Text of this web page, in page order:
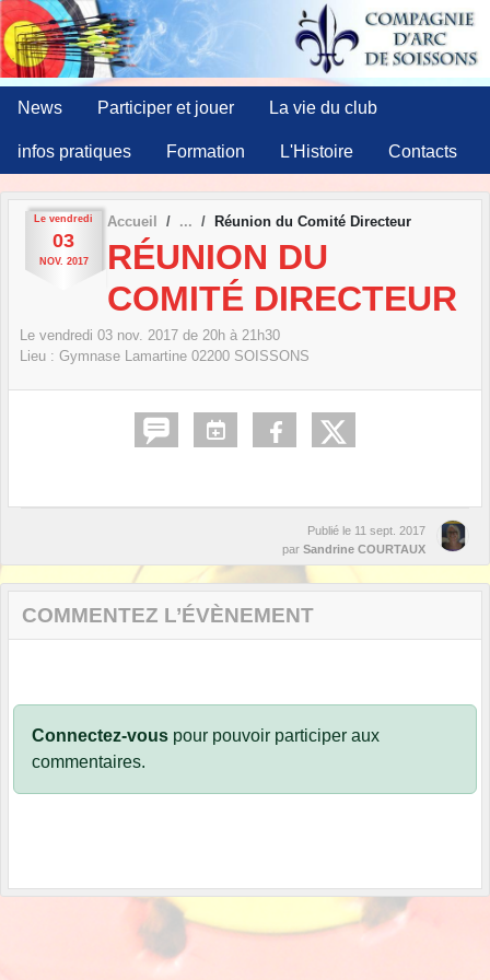
News Participer et jouer La vie du club
infos pratiques Formation L'Histoire Contacts
Le vendredi
03
NOV. 2017
Accueil Réunion du Comité Directeur
RÉUNION DU
COMITÉ DIRECTEUR
Le vendredi 03 nov. 2017 de 20h à 21h30
Lieu : Gymnase Lamartine 02200 SOISSONS
Publié le 11 sept. 2017
par Sandrine COURTAUX
COMMENTEZ L’ÉVÈNEMENT
Connectez-vous pour pouvoir participer aux
commentaires.
Panneau de gestion des cookies